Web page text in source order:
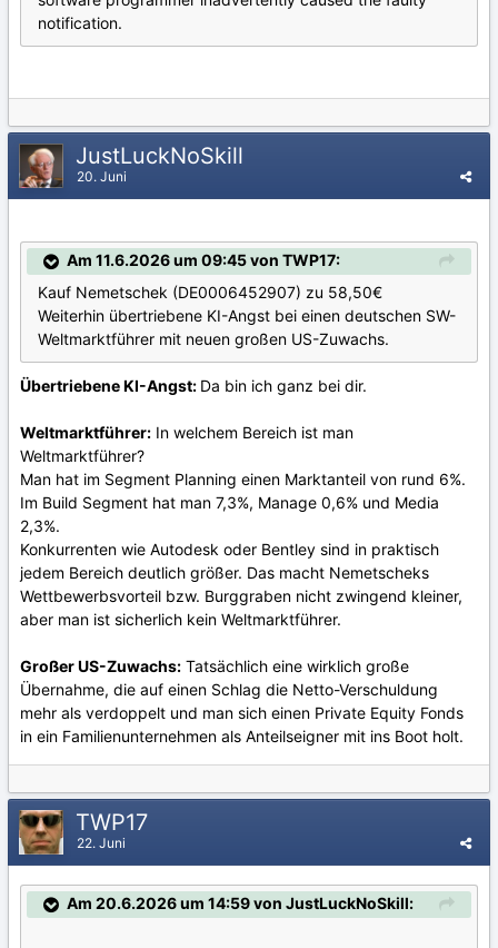
notification.
JustLuckNoSkill
20. Juni
Am 11.6.2026 um 09:45 von TWP17:
Kauf Nemetschek (DE0006452907) zu 58,50€
Weiterhin übertriebene KI-Angst bei einen deutschen SW-
Weltmarktführer mit neuen großen US-Zuwachs.
Übertriebene KI-Angst: Da bin ich ganz bei dir.
Weltmarktführer: In welchem Bereich ist man
Weltmarktführer?
Man hat im Segment Planning einen Marktanteil von rund 6%.
Im Build Segment hat man 7,3%, Manage 0,6% und Media
2,3%.
Konkurrenten wie Autodesk oder Bentley sind in praktisch
jedem Bereich deutlich größer. Das macht Nemetscheks
Wettbewerbsvorteil bzw. Burggraben nicht zwingend kleiner,
aber man ist sicherlich kein Weltmarktführer.
Großer US-Zuwachs: Tatsächlich eine wirklich große
Übernahme, die auf einen Schlag die Netto-Verschuldung
mehr als verdoppelt und man sich einen Private Equity Fonds
in ein Familienunternehmen als Anteilseigner mit ins Boot holt.
TWP17
22. Juni
Am 20.6.2026 um 14:59 von JustLuckNoSkill: